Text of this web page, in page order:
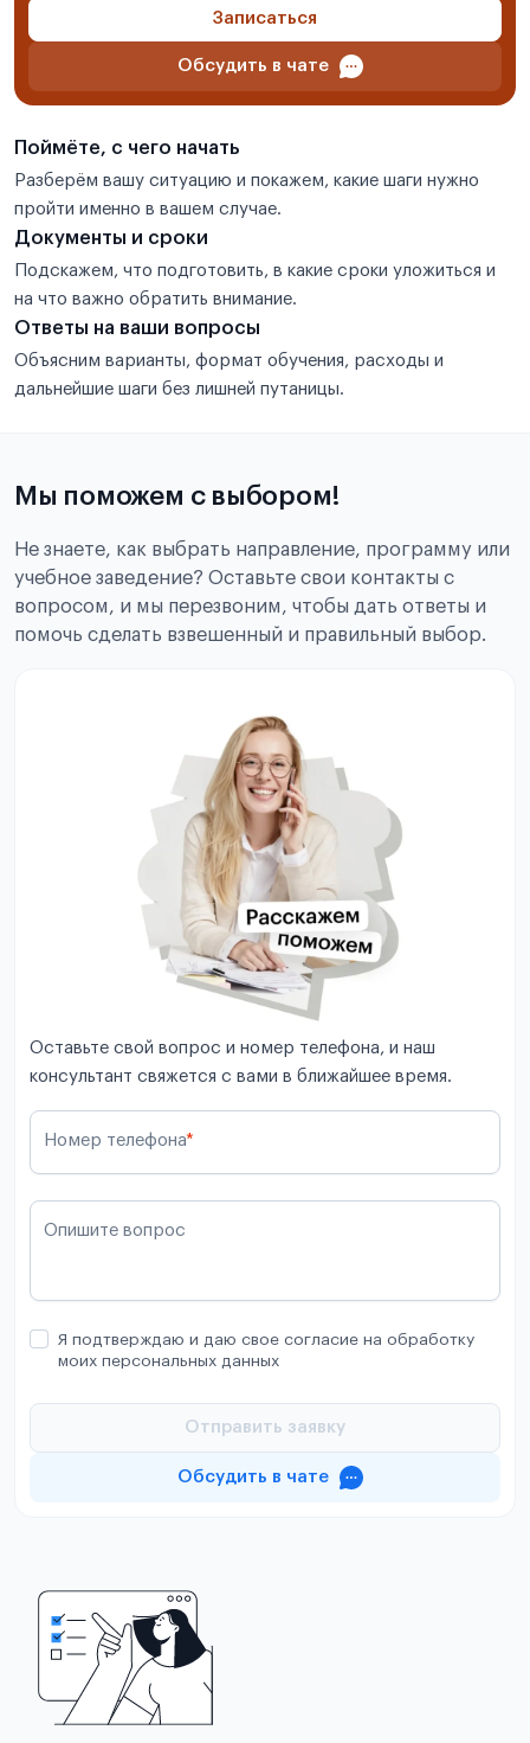
Записаться
Обсудить в чате
Поймёте, с чего начать
Разберём вашу ситуацию и покажем, какие шаги нужно
пройти именно в вашем случае.
Документы и сроки
Подскажем, что подготовить, в какие сроки уложиться и
на что важно обратить внимание.
Ответы на ваши вопросы
Объясним варианты, формат обучения, расходы и
дальнейшие шаги без лишней путаницы.
Мы поможем с выбором!
Не знаете, как выбрать направление, программу или
учебное заведение? Оставьте свои контакты с
вопросом, и мы перезвоним, чтобы дать ответы и
помочь сделать взвешенный и правильный выбор.
Оставьте свой вопрос и номер телефона, и наш
консультант свяжется с вами в ближайшее время.
Номер телефона*
Опишите вопрос
Я подтверждаю и даю свое согласие на обработку
моих персональных данных
Отправить заявку
Обсудить в чате